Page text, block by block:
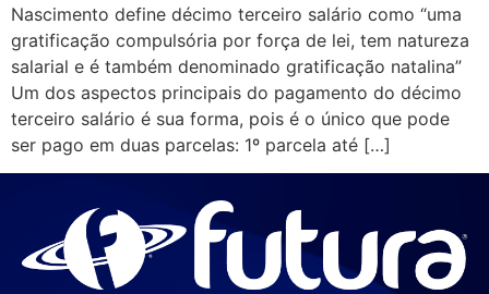
Nascimento define décimo terceiro salário como “uma
gratificação compulsória por força de lei, tem natureza
salarial e é também denominado gratificação natalina”
Um dos aspectos principais do pagamento do décimo
terceiro salário é sua forma, pois é o único que pode
ser pago em duas parcelas: 1º parcela até […]